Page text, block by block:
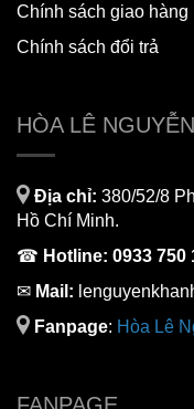
Chính sách giao hàng
Chính sách đổi trả
HÒA LÊ
Địa chỉ: 380/52/8
Hồ Chí Minh.
☎ Hotline: 0933 750
✉ Mail:
Fanpage: Hòa Lê